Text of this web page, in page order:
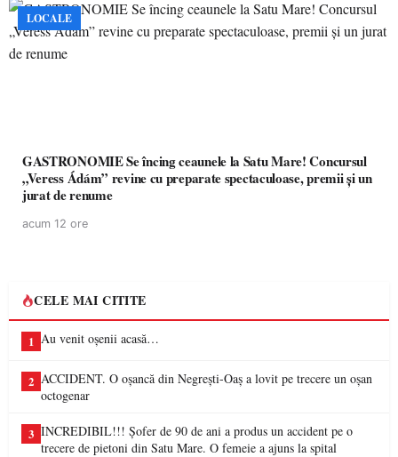
LOCALE
GASTRONOMIE Se încing ceaunele la Satu Mare! Concursul
„Veress Ádám” revine cu preparate spectaculoase, premii și un
jurat de renume
acum 12 ore
CELE MAI CITITE
1 Au venit oșenii acasă…
2 ACCIDENT. O oșancă din Negrești-Oaș a lovit pe trecere un oșan
octogenar
3 INCREDIBIL!!! Șofer de 90 de ani a produs un accident pe o
trecere de pietoni din Satu Mare. O femeie a ajuns la spital